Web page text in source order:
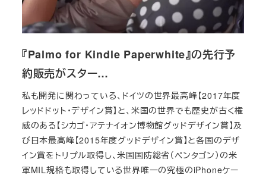
『Palmo for Kindle Paperwhite』の先行予
約販売がスター…
私も開発に関わっている、ドイツの世界最高峰【2017年度
レッドドット・デザイン賞】と、米国の世界でも歴史が古く権
威のある【シカゴ・アテナイオン博物館グッドデザイン賞】及
び日本最高峰【2015年度グッドデザイン賞】と各国のデザ
イン賞をトリプル取得し、米国国防総省（ペンタゴン）の米
軍MIL規格も取得している世界唯一の究極のiPhoneケー